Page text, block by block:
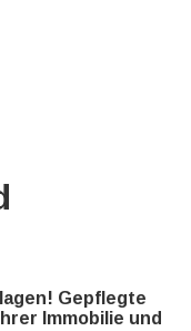
Gepflegte
Immobilie und